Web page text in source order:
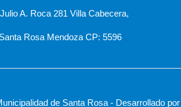
A. Roca 281 Villa Cabecera,
Santa Rosa Mendoza CP: 5596
de Santa Rosa - Desarrollado por